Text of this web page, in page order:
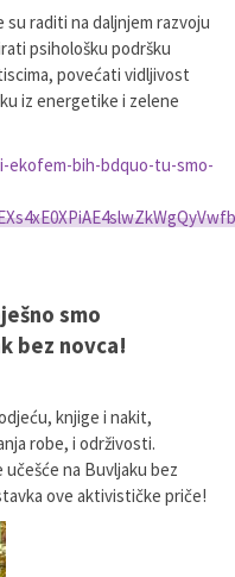
raditi na daljnjem razvoju
psihološku podršku
povećati vidljivost
iz energetike i zelene
bih-bdquo-tu-smo-
smo
bez novca!
knjige i nakit,
robe, i održivosti.
na Buvljaku bez
ove aktivističke priče!